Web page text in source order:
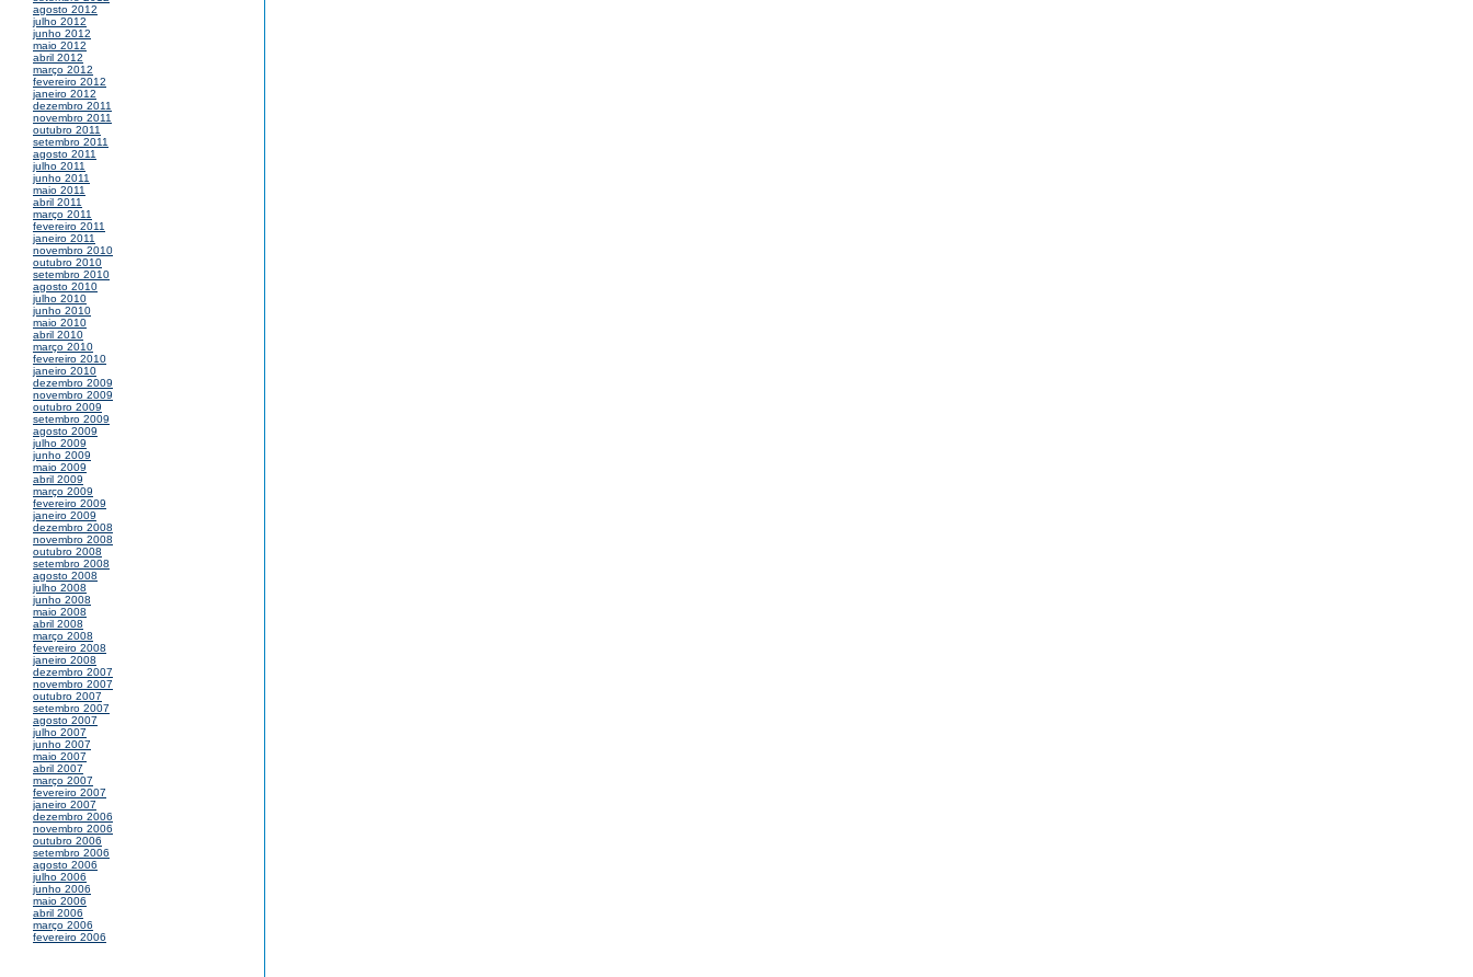
agosto 2012
julho 2012
junho 2012
maio 2012
abril 2012
março 2012
fevereiro 2012
janeiro 2012
dezembro 2011
novembro 2011
outubro 2011
setembro 2011
agosto 2011
julho 2011
junho 2011
maio 2011
abril 2011
março 2011
fevereiro 2011
janeiro 2011
novembro 2010
outubro 2010
setembro 2010
agosto 2010
julho 2010
junho 2010
maio 2010
abril 2010
março 2010
fevereiro 2010
janeiro 2010
dezembro 2009
novembro 2009
outubro 2009
setembro 2009
agosto 2009
julho 2009
junho 2009
maio 2009
abril 2009
março 2009
fevereiro 2009
janeiro 2009
dezembro 2008
novembro 2008
outubro 2008
setembro 2008
agosto 2008
julho 2008
junho 2008
maio 2008
abril 2008
março 2008
fevereiro 2008
janeiro 2008
dezembro 2007
novembro 2007
outubro 2007
setembro 2007
agosto 2007
julho 2007
junho 2007
maio 2007
abril 2007
março 2007
fevereiro 2007
janeiro 2007
dezembro 2006
novembro 2006
outubro 2006
setembro 2006
agosto 2006
julho 2006
junho 2006
maio 2006
abril 2006
março 2006
fevereiro 2006